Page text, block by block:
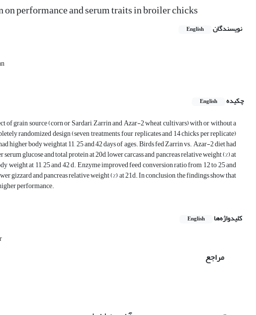
performance and serum traits in broiler chicks
نویسندگان English
چکیده
English
of grain source (corn or Sardari, Zarrin and Azar-2 wheat cultivars) with or without a
randomized design (seven treatments, four replicates and 14 chicks per replicate)
higher body weightat 11, 25 and 42 days of ages. Birds fed Zarrin vs. Azar-2 diet had
glucose and total protein at 20d, lower carcass and pancreas relative weight (%) at
at 11, 25 and 42 d. Enzyme improved feed conversion ratio from 12 to 25 and
gizzard and pancreas relative weight (%) at 21d. In conclusion, the findings show that
performance.
کلیدواژه‌ها English
مراجع